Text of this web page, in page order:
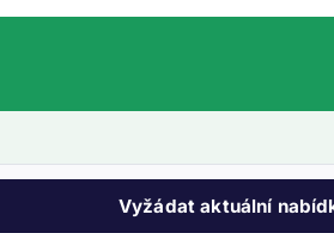
Vyžádat aktuální